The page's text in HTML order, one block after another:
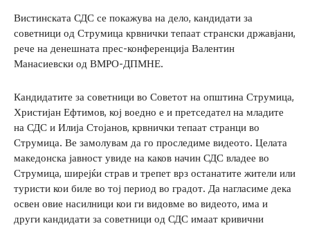
Вистинската СДС се покажува на дело, кандидати за
советници од Струмица крвнички тепаат странски државјани,
рече на денешната прес-конференција Валентин
Манасиевски од ВМРО-ДПМНЕ.
Кандидатите за советници во Советот на општина Струмица,
Христијан Ефтимов, кој воедно е и претседател на младите
на СДС и Илија Стојанов, крвнички тепаат странци во
Струмица. Ве замолувам да го проследиме видеото. Целата
македонска јавност увиде на каков начин СДС владее во
Струмица, ширејќи страв и трепет врз останатите жители или
туристи кои биле во тој период во градот. Да нагласиме дека
освен овие насилници кои ги видовме во видеото, има и
други кандидати за советници од СДС имаат кривични